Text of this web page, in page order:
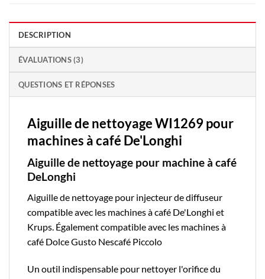
DESCRIPTION
ÉVALUATIONS (3)
QUESTIONS ET RÉPONSES
Aiguille de nettoyage WI1269 pour
machines à café De'Longhi
Aiguille de nettoyage pour machine à café
DeLonghi
Aiguille de nettoyage pour injecteur de diffuseur
compatible avec les machines à café De'Longhi et
Krups. Également compatible avec les machines à
café Dolce Gusto Nescafé Piccolo
Un outil indispensable pour nettoyer l'orifice du